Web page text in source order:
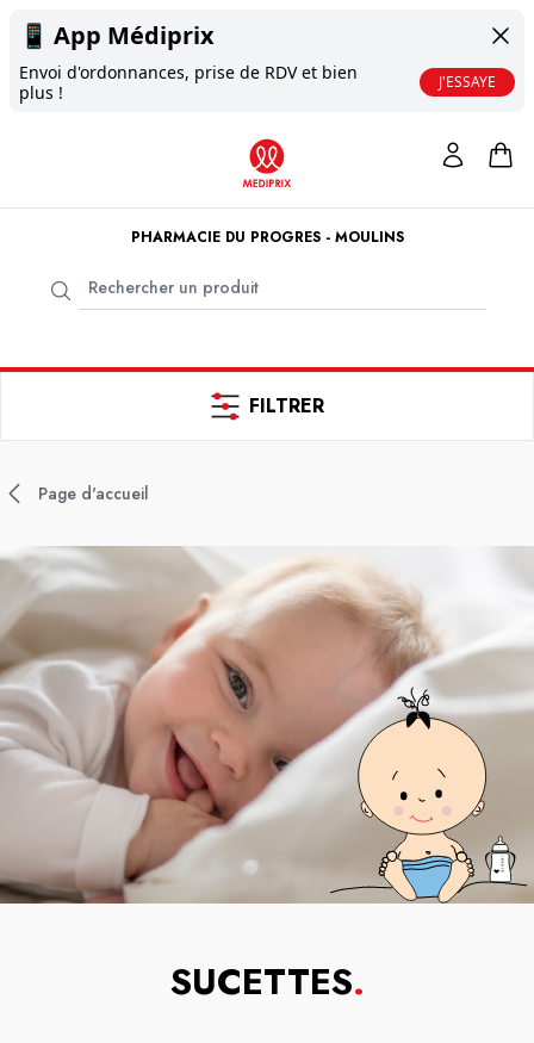
📱 App Médiprix
Envoi d'ordonnances, prise de RDV et bien
plus !
J'ESSAYE
PHARMACIE DU PROGRES - MOULINS
FILTRER
Page d'accueil
SUCETTES.